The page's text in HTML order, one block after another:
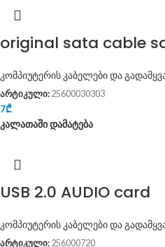
original sata cable
კომპიუტერის კაბელები და
არტიკული: 25600030303
7₾
კალათაში დამატება
USB 2.0 AUDIO card
კომპიუტერის კაბელები და
არტიკული: 256000720